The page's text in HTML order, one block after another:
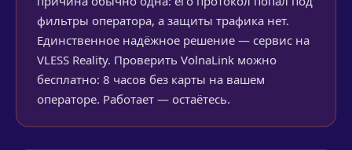
фильтры оператора, а защиты трафика нет.
Единственное надёжное решение — сервис на
VLESS Reality. Проверить VolnaLink можно
бесплатно: 8 часов без карты на вашем
операторе. Работает — остаётесь.